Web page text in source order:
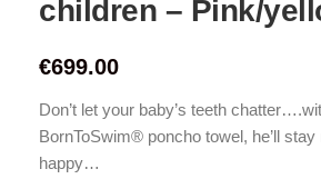
children – Pink/
€699.00
Don’t let your baby’s teeth
BornToSwim® poncho towel, he’ll
happy…